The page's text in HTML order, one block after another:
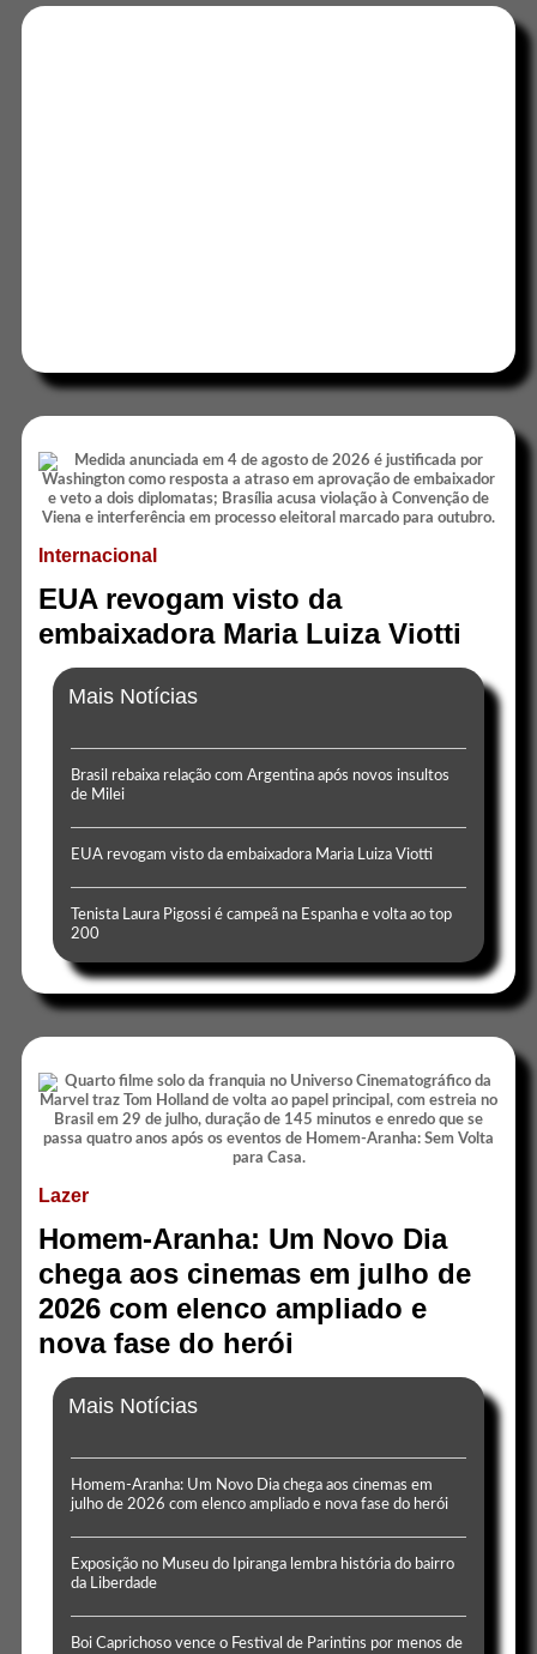
Internacional
EUA revogam visto da
embaixadora Maria Luiza Viotti
Mais Notícias
Brasil rebaixa relação com Argentina após novos insultos
de Milei
EUA revogam visto da embaixadora Maria Luiza Viotti
Tenista Laura Pigossi é campeã na Espanha e volta ao top
200
Lazer
Homem-Aranha: Um Novo Dia
chega aos cinemas em julho de
2026 com elenco ampliado e
nova fase do herói
Mais Notícias
Homem-Aranha: Um Novo Dia chega aos cinemas em
julho de 2026 com elenco ampliado e nova fase do herói
Exposição no Museu do Ipiranga lembra história do bairro
da Liberdade
Boi Caprichoso vence o Festival de Parintins por menos de